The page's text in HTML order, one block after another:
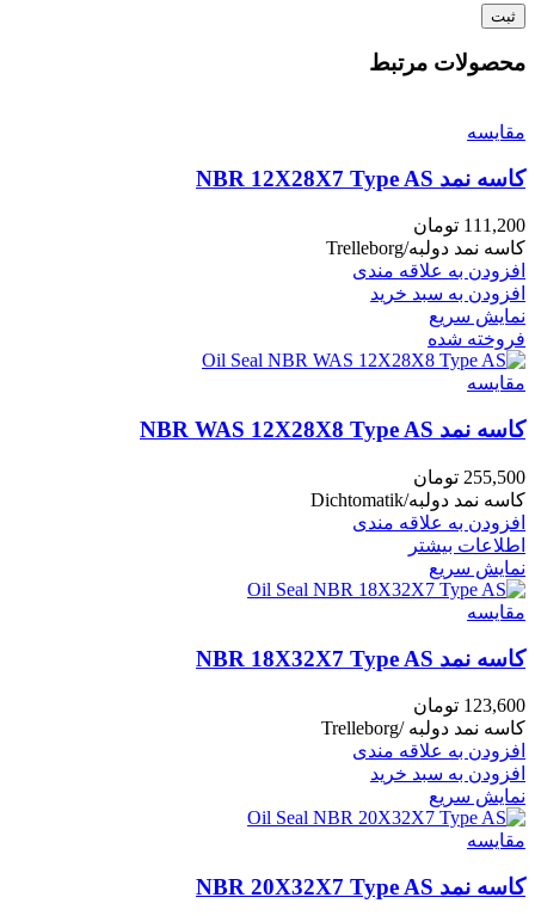
محصولات مرتبط
مقايسه
کاسه نمد NBR 12X28X7 Type AS
111,200 تومان
کاسه نمد دولبه/Trelleborg
افزودن به علاقه مندی
افزودن به سبد خرید
نمایش سریع
فروخته شده
مقايسه
کاسه نمد NBR WAS 12X28X8 Type AS
255,500 تومان
کاسه نمد دولبه/Dichtomatik
افزودن به علاقه مندی
اطلاعات بیشتر
نمایش سریع
مقايسه
کاسه نمد NBR 18X32X7 Type AS
123,600 تومان
کاسه نمد دولبه /Trelleborg
افزودن به علاقه مندی
افزودن به سبد خرید
نمایش سریع
مقايسه
کاسه نمد NBR 20X32X7 Type AS